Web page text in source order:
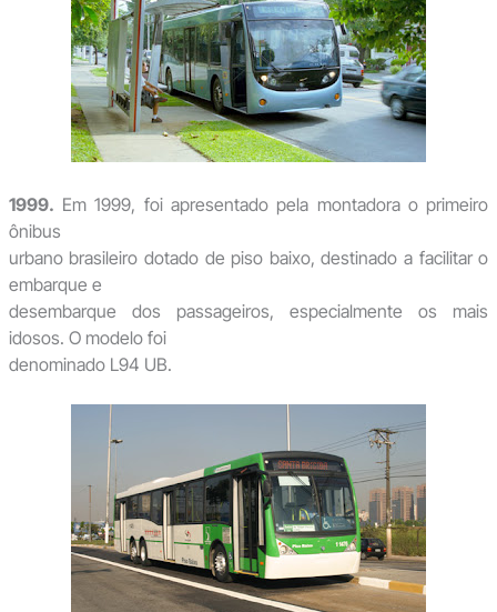
1999. Em 1999, foi apresentado pela montadora o primeiro
ônibus
urbano brasileiro dotado de piso baixo, destinado a facilitar o
embarque e
desembarque dos passageiros, especialmente os mais
idosos. O modelo foi
denominado L94 UB.